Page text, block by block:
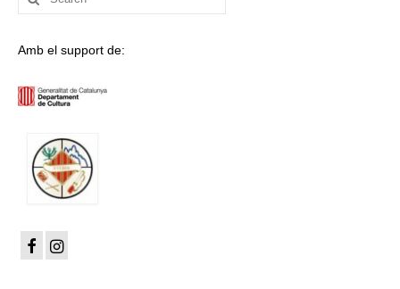
for:
Amb el support de: